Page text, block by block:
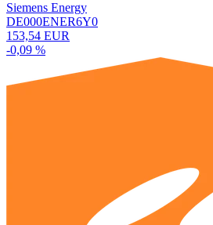
Siemens Energy
DE000ENER6Y0
153,54 EUR
-0,09 %